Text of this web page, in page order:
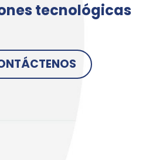
tecnológicas